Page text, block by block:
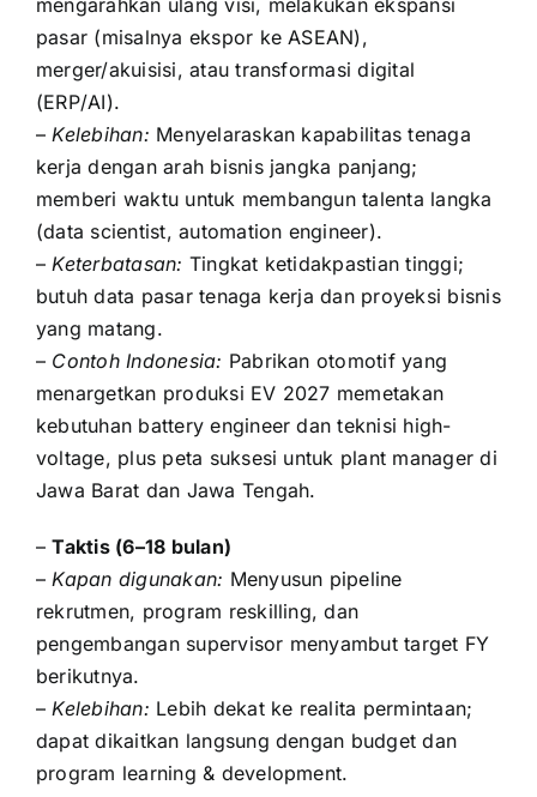
pasar (misalnya ekspor ke ASEAN),
merger/akuisisi, atau transformasi digital
(ERP/AI).
– Kelebihan: Menyelaraskan kapabilitas tenaga
kerja dengan arah bisnis jangka panjang;
memberi waktu untuk membangun talenta langka
(data scientist, automation engineer).
– Keterbatasan: Tingkat ketidakpastian tinggi;
butuh data pasar tenaga kerja dan proyeksi bisnis
yang matang.
– Contoh Indonesia: Pabrikan otomotif yang
menargetkan produksi EV 2027 memetakan
kebutuhan battery engineer dan teknisi high-
voltage, plus peta suksesi untuk plant manager di
Jawa Barat dan Jawa Tengah.
–Taktis (6–18 bulan)
– Kapan digunakan: Menyusun pipeline
rekrutmen, program reskilling, dan
pengembangan supervisor menyambut target FY
berikutnya.
– Kelebihan: Lebih dekat ke realita permintaan;
dapat dikaitkan langsung dengan budget dan
program learning & development.